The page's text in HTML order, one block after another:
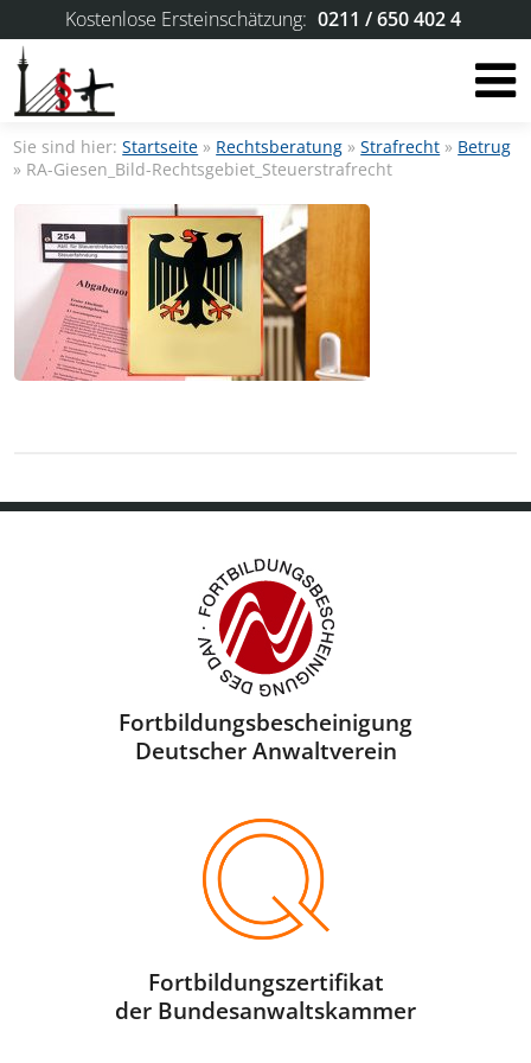
Kostenlose Ersteinschätzung: 0211 / 650 402 4
Sie sind hier:Startseite » Rechtsberatung »Strafrecht » Betrug
» RA-Giesen_Bild-Rechtsgebiet_Steuerstrafrecht
Fortbildungsbescheini­gung
Deutscher Anwaltverein
Fortbildungszertifikat
der Bundesanwaltskammer